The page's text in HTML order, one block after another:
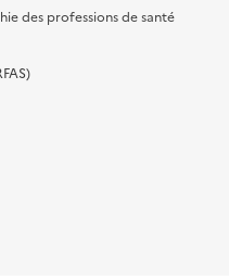
des professions de santé